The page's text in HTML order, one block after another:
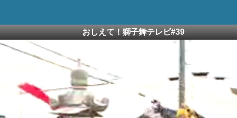
おしえて！獅子舞テレビ#39